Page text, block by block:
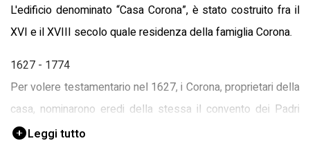
L'edificio denominato “Casa Corona”, è stato costruito fra il
XVI e il XVIII secolo quale residenza della famiglia Corona.
1627 - 1774
Per volere testamentario nel 1627, i Corona, proprietari della
casa, nominarono eredi della stessa il convento dei Padri
Serviti e l’Ospedale di Gradisca a condizione che, nella loro
Leggi tutto